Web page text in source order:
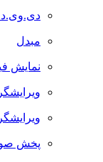
دی.وی.دی
مبدل
نمایش فیلم
ویرایشگر صوت
ویرایشگر فیلم
پخش صوت